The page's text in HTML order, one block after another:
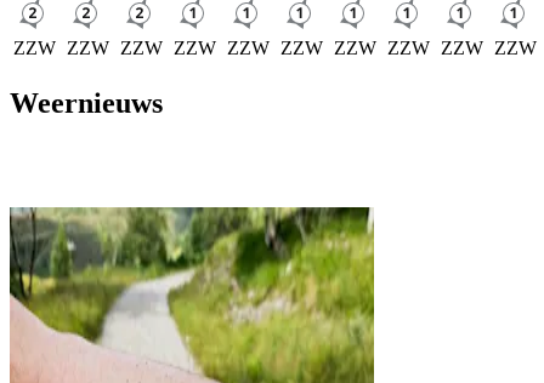
ZZW ZZW ZZW ZZW ZZW ZZW ZZW ZZW ZZW ZZW
Weernieuws